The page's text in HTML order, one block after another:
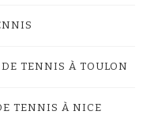
TENNIS À TOULON
TENNIS À NICE